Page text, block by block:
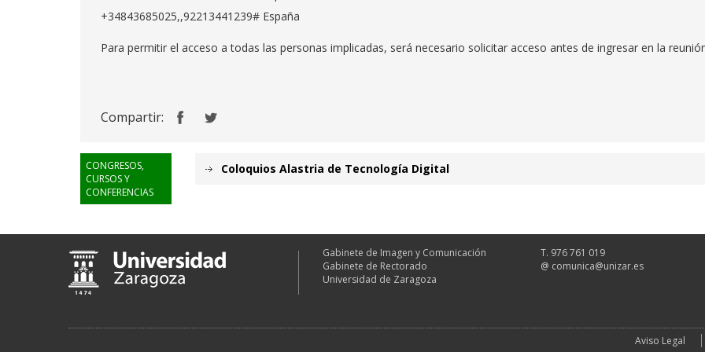
+34843685025,,92213441239# España
Para permitir el acceso a todas las personas implicadas, será necesario solicitar acceso antes de ingresar en la
Compartir:
CONGRESOS,
CURSOS Y
CONFERENCIAS
Coloquios Alastria de Tecnología Digital
Gabinete de Imagen y Comunicación
Gabinete de Rectorado
Universidad de Zaragoza
T. 976 761 019
@ comunica@unizar.es
Aviso Legal